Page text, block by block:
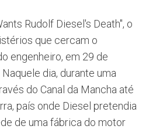
Rudolf Diesel's Death", o
que cercam o
engenheiro, em 29 de
dia, durante uma
do Canal da Mancha até
país onde Diesel pretendia
de uma fábrica do motor